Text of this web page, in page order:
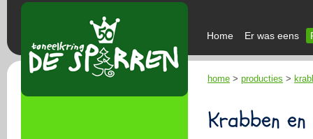
Home Er was eens
home > producties >
Krabben